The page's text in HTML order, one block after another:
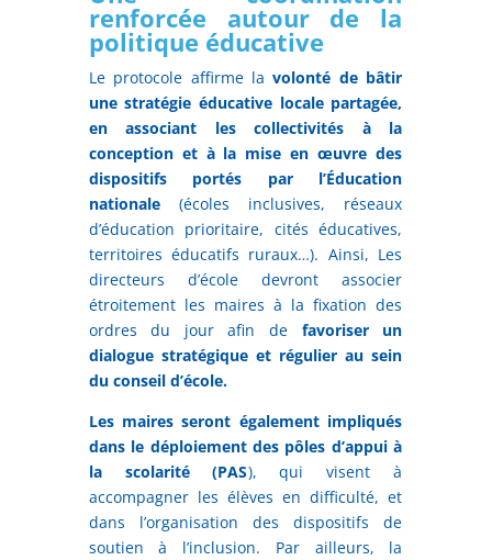
renforcée autour de la
politique éducative
Le protocole affirme lavolonté de bâtir
une stratégie éducative locale partagée,
en associant les collectivités à la
conception et à la mise en œuvre des
dispositifs portés par l’Éducation
nationale (écoles inclusives, réseaux
d’éducation prioritaire, cités éducatives,
territoires éducatifs ruraux…). Ainsi, Les
directeurs d’école devront associer
étroitement les maires à la fixation des
ordres du jour afin de favoriser un
dialogue stratégique et régulier au sein
du conseil d’école.
Les maires seront également impliqués
dans le déploiement des pôles d’appui à
la scolarité (PAS), qui visent à
accompagner les élèves en difficulté, et
dans l’organisation des dispositifs de
soutien à l’inclusion. Par ailleurs, la